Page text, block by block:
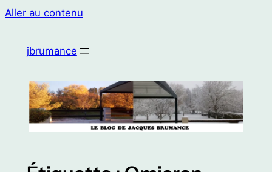
Aller au contenu
jbrumance